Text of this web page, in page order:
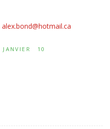
alex.bond@hotmail.ca
JANVIER 10